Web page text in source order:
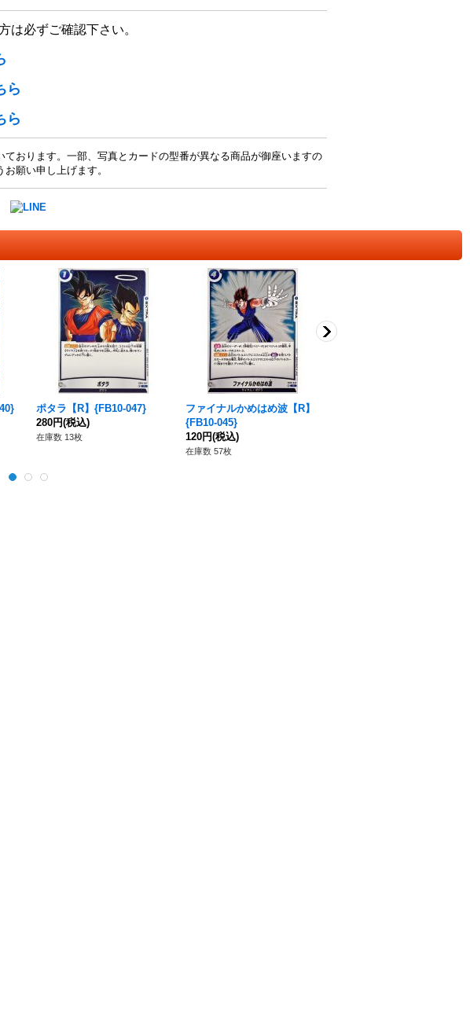
は必ずご確認下さい。
ら
ら
おります。一部、写真とカードの型番が異なる商品が御座いますの
願い申し上げます。
ポタラ【R】{FB10-047}
280円(税込)
在庫数 13枚
ファイナルかめはめ波【R】
{FB10-045}
120円(税込)
在庫数 57枚